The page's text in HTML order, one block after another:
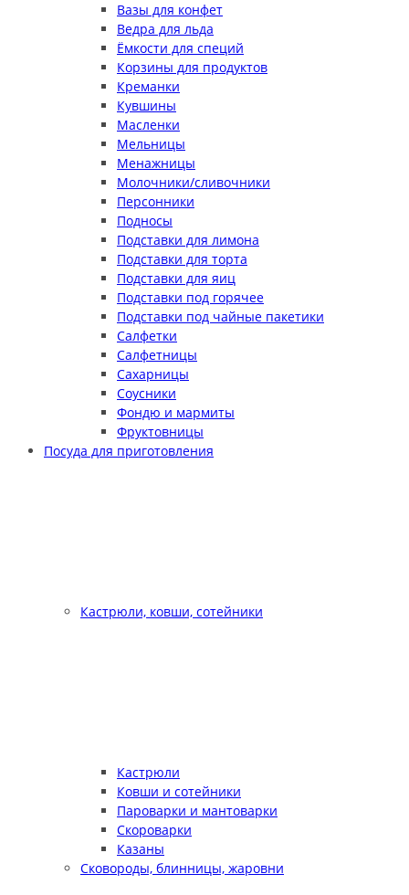
Вазы для конфет
Ведра для льда
Ёмкости для специй
Корзины для продуктов
Креманки
Кувшины
Масленки
Мельницы
Менажницы
Молочники/сливочники
Персонники
Подносы
Подставки для лимона
Подставки для торта
Подставки для яиц
Подставки под горячее
Подставки под чайные пакетики
Салфетки
Салфетницы
Сахарницы
Соусники
Фондю и мармиты
Фруктовницы
Посуда для приготовления
Кастрюли, ковши, сотейники
Кастрюли
Ковши и сотейники
Пароварки и мантоварки
Скороварки
Казаны
Сковороды, блинницы, жаровни